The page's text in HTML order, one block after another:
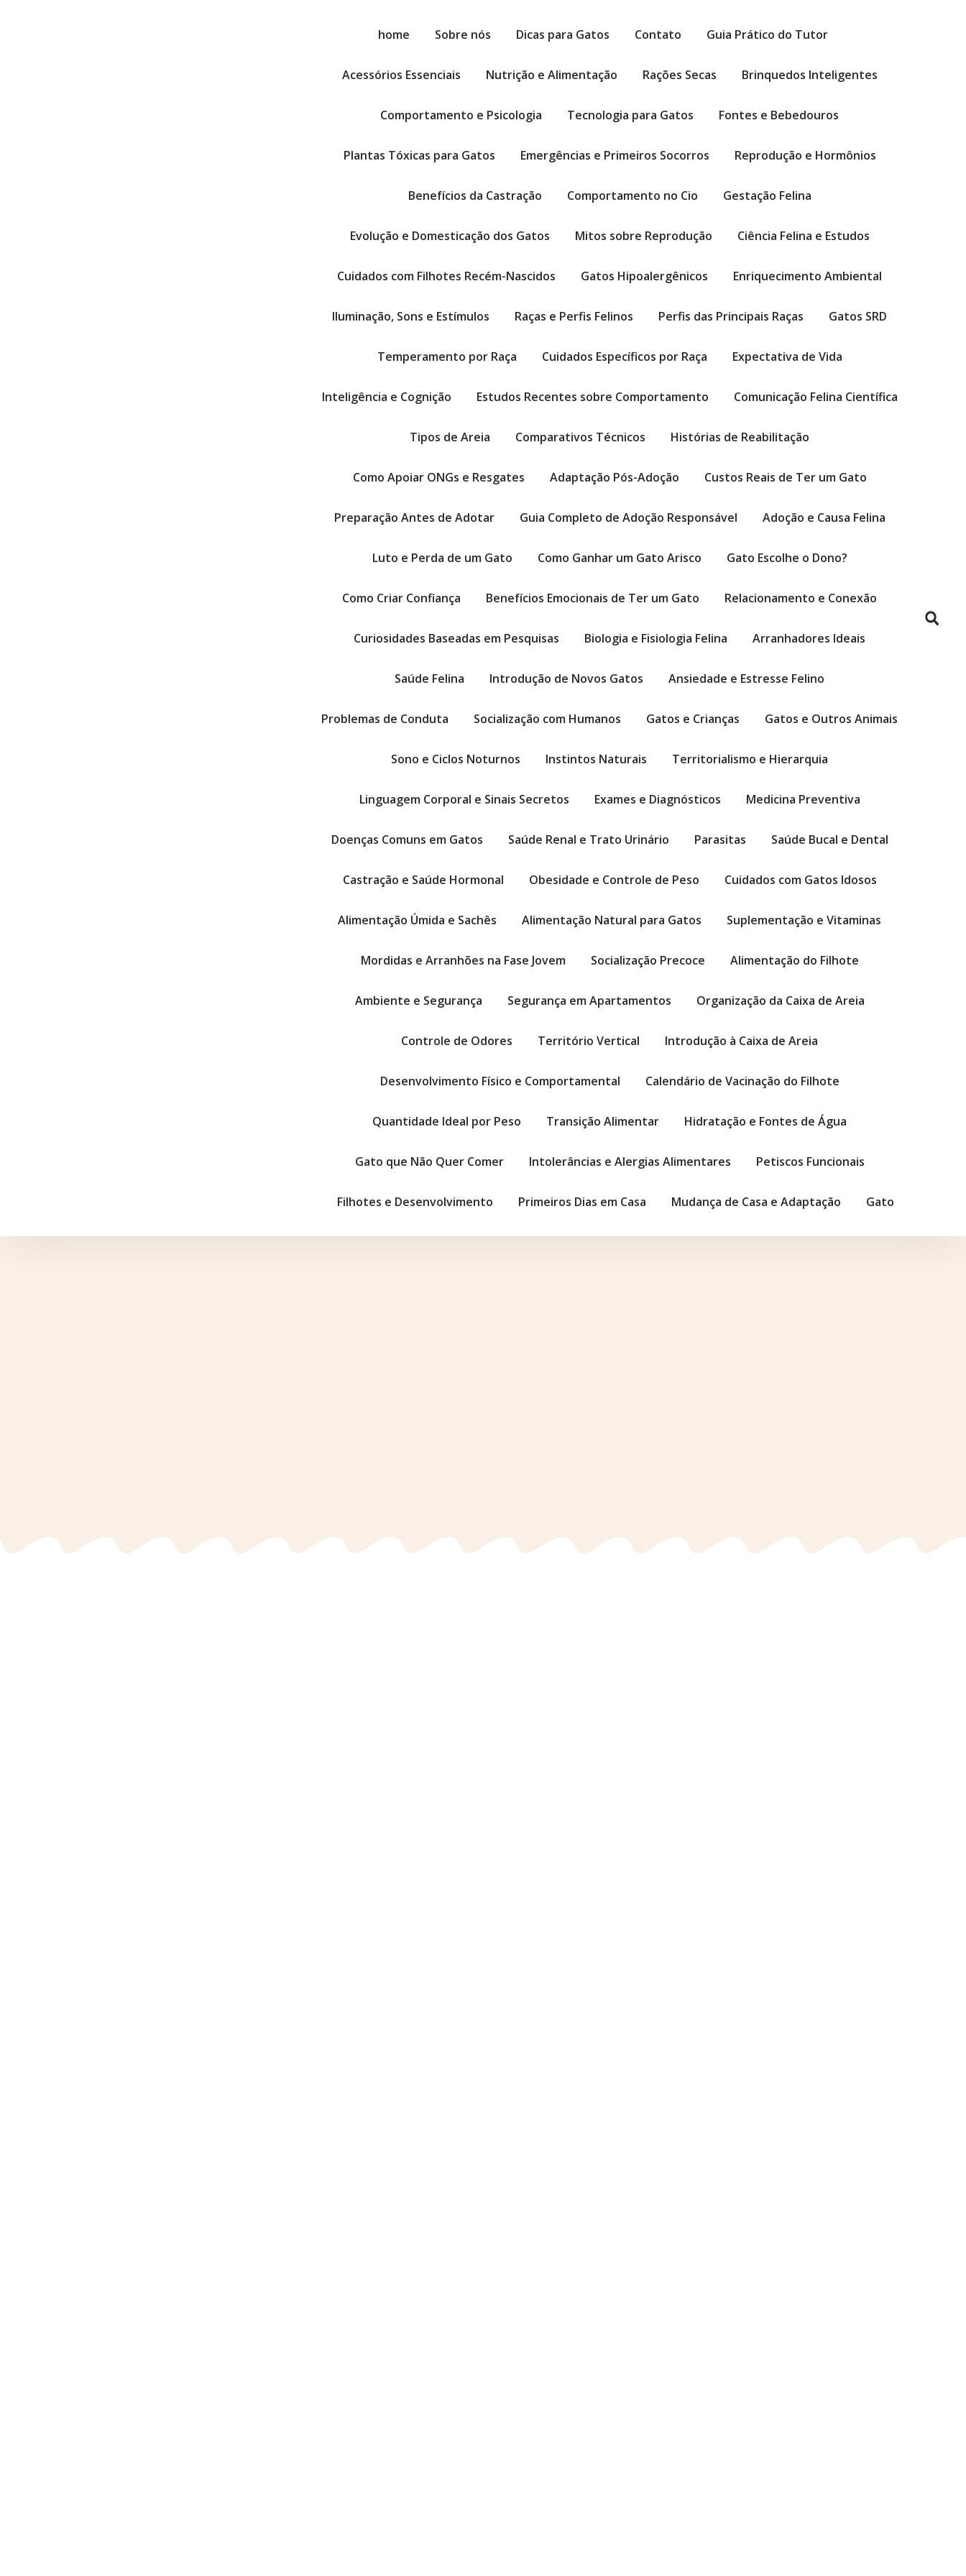
home Sobre nós Dicas para Gatos Contato Guia Prático do Tutor
Acessórios Essenciais Nutrição e Alimentação Rações Secas Brinquedos Inteligentes
Comportamento e Psicologia Tecnologia para Gatos Fontes e Bebedouros
Plantas Tóxicas para Gatos Emergências e Primeiros Socorros Reprodução e Hormônios
Benefícios da Castração Comportamento no Cio Gestação Felina
Evolução e Domesticação dos Gatos Mitos sobre Reprodução Ciência Felina e Estudos
Cuidados com Filhotes Recém-Nascidos Gatos Hipoalergênicos Enriquecimento Ambiental
Iluminação, Sons e Estímulos Raças e Perfis Felinos Perfis das Principais Raças Gatos SRD
Temperamento por Raça Cuidados Específicos por Raça Expectativa de Vida
Inteligência e Cognição Estudos Recentes sobre Comportamento Comunicação Felina Científica
Tipos de Areia Comparativos Técnicos Histórias de Reabilitação
Como Apoiar ONGs e Resgates Adaptação Pós-Adoção Custos Reais de Ter um Gato
Preparação Antes de Adotar Guia Completo de Adoção Responsável Adoção e Causa Felina
Luto e Perda de um Gato Como Ganhar um Gato Arisco Gato Escolhe o Dono?
Como Criar Confiança Benefícios Emocionais de Ter um Gato Relacionamento e Conexão
Curiosidades Baseadas em Pesquisas Biologia e Fisiologia Felina Arranhadores Ideais
Saúde Felina Introdução de Novos Gatos Ansiedade e Estresse Felino
Problemas de Conduta Socialização com Humanos Gatos e Crianças Gatos e Outros Animais
Sono e Ciclos Noturnos Instintos Naturais Territorialismo e Hierarquia
Linguagem Corporal e Sinais Secretos Exames e Diagnósticos Medicina Preventiva
Doenças Comuns em Gatos Saúde Renal e Trato Urinário Parasitas Saúde Bucal e Dental
Castração e Saúde Hormonal Obesidade e Controle de Peso Cuidados com Gatos Idosos
Alimentação Úmida e Sachês Alimentação Natural para Gatos Suplementação e Vitaminas
Mordidas e Arranhões na Fase Jovem Socialização Precoce Alimentação do Filhote
Ambiente e Segurança Segurança em Apartamentos Organização da Caixa de Areia
Controle de Odores Território Vertical Introdução à Caixa de Areia
Desenvolvimento Físico e Comportamental Calendário de Vacinação do Filhote
Quantidade Ideal por Peso Transição Alimentar Hidratação e Fontes de Água
Gato que Não Quer Comer Intolerâncias e Alergias Alimentares Petiscos Funcionais
Filhotes e Desenvolvimento Primeiros Dias em Casa Mudança de Casa e Adaptação Gato